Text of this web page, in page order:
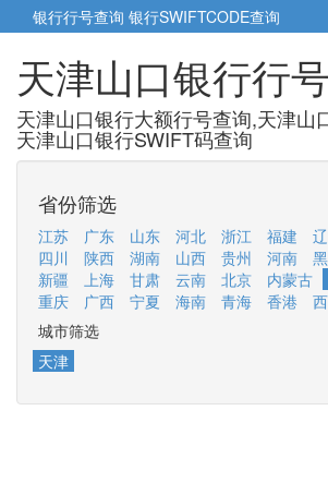
银行行号查询 银行SWIFTCODE查询
天津山口银行行
天津山口银行大额行号查询,天津山
天津山口银行SWIFT码查询
省份筛选
江苏 广东 山东 河北 浙江 福建
四川
陕西 湖南 山西 贵州 河南
新疆
上海 甘肃 云南 北京 内蒙古
重庆
广西 宁夏 海南 青海 香港
城市筛选
天津